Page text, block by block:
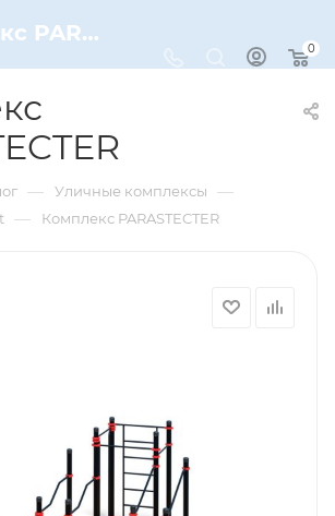
Комплекс PARASTECTER – купить по цене 173670 руб. в интернет-магазине Dynamic-Sport
0
— Уличные комплексы —
— Комплекс PARASTECTER